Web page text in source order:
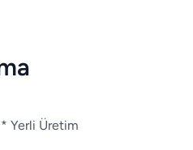
Yerli Üretim